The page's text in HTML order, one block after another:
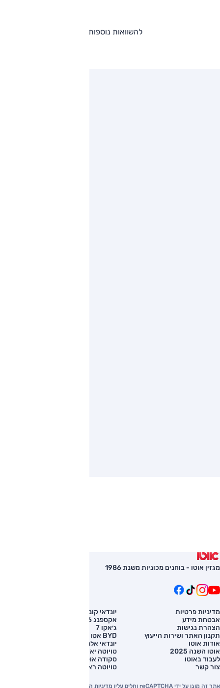
להשוואות נוספות
מגזין אוטו - בוחנים מכוניות משנת 1986
מדיניות פרטיות
אבטחת מידע
הצהרת נגישות
תקנון האתר ושירות הייעוץ
אודות אוטו
אוטו השנה 2025
לעבוד באוטו
צור קשר
יונדאי קונה
אקספנג G6
ג׳אקו 7
BYD אטו 3
יונדאי אלנטרה
טויוטה יאריס קרוס
סקודה אוקטביה
טויוטה ראב 4
אתר זה מוגן על ידי reCAPTCHA וחלים עליו מדיניות הפרטיות והתנאים וההגבלות של